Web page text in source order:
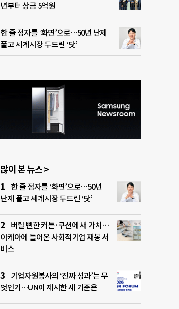
년부터 상금 5억원
한 줄 점자를 ‘화면’으로…50년 난제
풀고 세계시장 두드린 ‘닷’
많이 본 뉴스 >
한 줄 점자를 ‘화면’으로…50년
난제 풀고 세계시장 두드린 ‘닷’
버릴 뻔한 커튼·쿠션에 새 가치…
이케아에 들어온 사회적기업 재봉 서
비스
기업자원봉사의 ‘진짜 성과’는 무
엇인가…UN이 제시한 새 기준은